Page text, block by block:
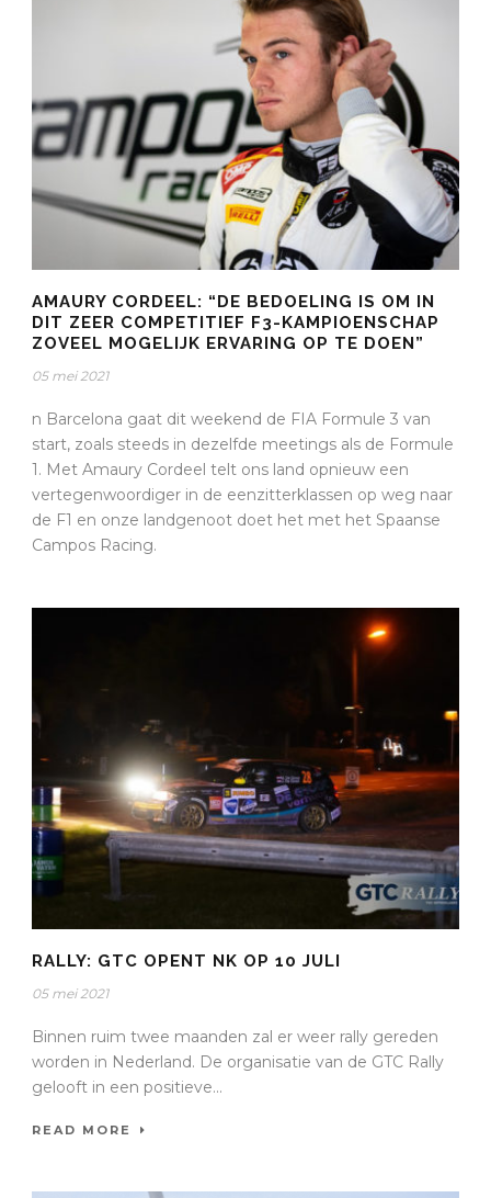
AMAURY CORDEEL: “DE BEDOELING IS OM IN
DIT ZEER COMPETITIEF F3-KAMPIOENSCHAP
ZOVEEL MOGELIJK ERVARING OP TE DOEN”
05 mei 2021
n Barcelona gaat dit weekend de FIA Formule 3 van
start, zoals steeds in dezelfde meetings als de Formule
1. Met Amaury Cordeel telt ons land opnieuw een
vertegenwoordiger in de eenzitterklassen op weg naar
de F1 en onze landgenoot doet het met het Spaanse
Campos Racing.
RALLY: GTC OPENT NK OP 10 JULI
05 mei 2021
Binnen ruim twee maanden zal er weer rally gereden
worden in Nederland. De organisatie van de GTC Rally
gelooft in een positieve...
READ MORE